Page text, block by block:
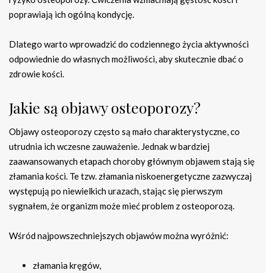
poprawiają ich ogólną kondycję.
Dlatego warto wprowadzić do codziennego życia aktywności
odpowiednie do własnych możliwości, aby skutecznie dbać o
zdrowie kości.
Jakie są objawy osteoporozy?
Objawy osteoporozy często są mało charakterystyczne, co
utrudnia ich wczesne zauważenie. Jednak w bardziej
zaawansowanych etapach choroby głównym objawem stają się
złamania kości. Te tzw. złamania niskoenergetyczne zazwyczaj
występują po niewielkich urazach, stając się pierwszym
sygnałem, że organizm może mieć problem z osteoporozą.
Wśród najpowszechniejszych objawów można wyróżnić:
złamania kręgów,